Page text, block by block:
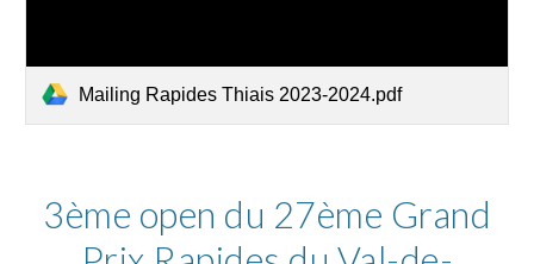
Mailing Rapides Thiais 2023-2024.pdf
3ème open du 27ème Grand